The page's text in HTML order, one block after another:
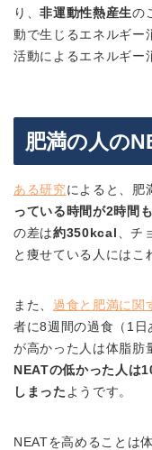
り、非運動性熱産生の
動で生じるエネルギー
活動によるエネルギー
肥満の人の
ある研究によると、肥
っている時間が2時間
の差は約350kcal 、チ
と痩せている人にはこ
また、過食と肥満に関
者に8週間の過食（1
が高かった人は体脂肪
NEATの低かった人は
しまった ようです。
NEATを高めることは